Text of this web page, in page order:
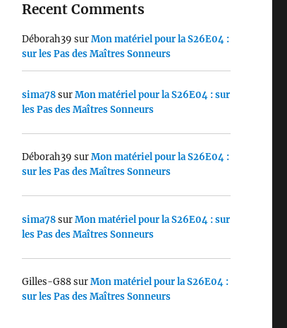
Recent Comments
Déborah39 surMon matériel pour la S26E04 :
sur les Pas des Maîtres Sonneurs
sima78surMon matériel pour la S26E04 : sur
les Pas des Maîtres Sonneurs
Déborah39 surMon matériel pour la S26E04 :
sur les Pas des Maîtres Sonneurs
sima78surMon matériel pour la S26E04 : sur
les Pas des Maîtres Sonneurs
Gilles-G88surMon matériel pour la S26E04 :
sur les Pas des Maîtres Sonneurs